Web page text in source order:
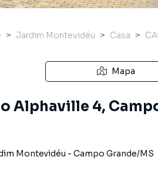
Jardim Montevidéu Casa
Mapa
Alphaville 4,
Montevidéu - Campo Grande/MS